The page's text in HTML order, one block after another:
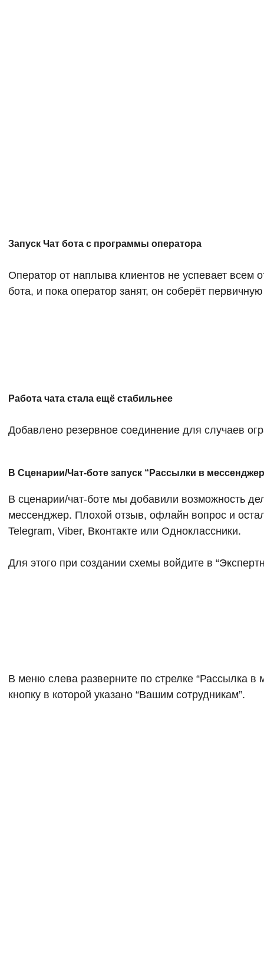
Запуск Чат бота с программы оператора
Оператор от наплыва клиентов не успевает всем
бота, и пока оператор занят, он соберёт
Работа чата стала ещё стабильнее
Добавлено резервное соединение для случаев
В Сценарии/Чат-боте запуск “Рассылки в
В сценарии/чат-боте мы добавили возможность
мессенджер. Плохой отзыв, офлайн вопрос и
Telegram, Viber, Вконтакте или Одноклассники.
Для этого при создании схемы войдите в
В меню слева разверните по стрелке “Рассылка
кнопку в которой указано “Вашим сотрудникам”.